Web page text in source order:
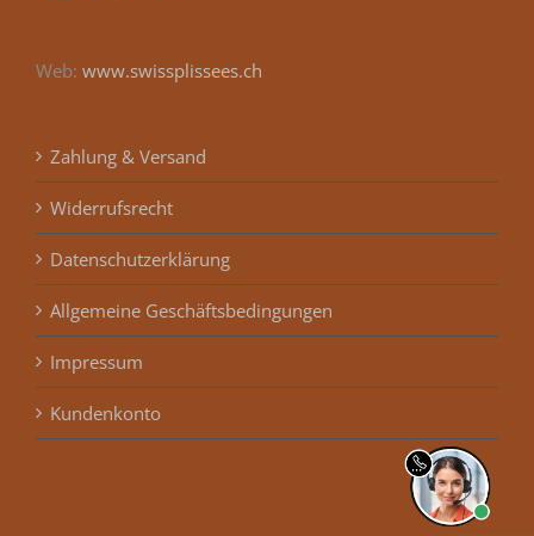
Web: www.swissplissees.ch
Zahlung & Versand
Widerrufsrecht
Datenschutzerklärung
Allgemeine Geschäftsbedingungen
Impressum
Kundenkonto